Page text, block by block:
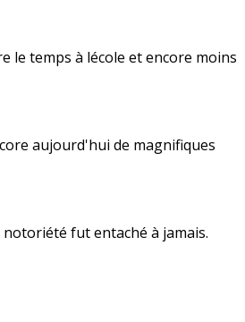
le temps à lécole et encore moins
aujourd'hui de magnifiques
fut entaché à jamais.